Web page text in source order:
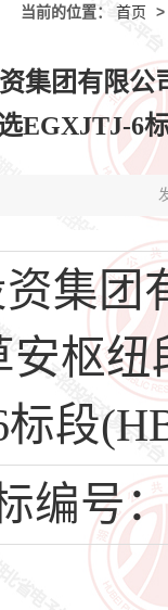
当前的位置： 首页 >
集团有限
EGXJTJ-6
集团
安枢
段
编号